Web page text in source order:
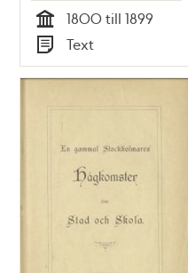
Tid
1800 till 1899
Typ
Text